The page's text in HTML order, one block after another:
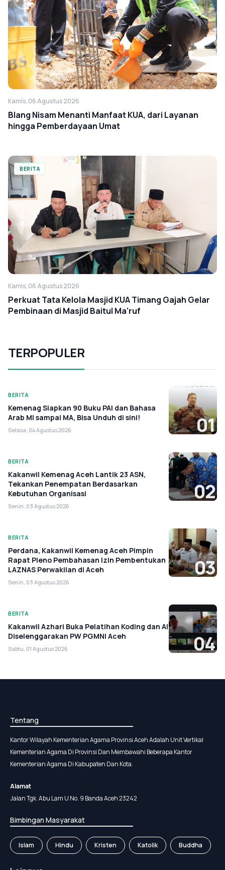
Kamis, 06 Agustus 2026
Blang Nisam Menanti Manfaat KUA, dari Layanan
hingga Pemberdayaan Umat
BERITA
Kamis, 06 Agustus 2026
Perkuat Tata Kelola Masjid KUA Timang Gajah Gelar
Pembinaan di Masjid Baitul Ma'ruf
TERPOPULER
BERITA
Kemenag Siapkan 90 Buku PAI dan Bahasa
Arab MI sampai MA, Bisa Unduh di sini!
Selasa, 04 Agustus 2026 01
BERITA
Kakanwil Kemenag Aceh Lantik 23 ASN,
Tekankan Penempatan Berdasarkan
Kebutuhan Organisasi
Senin, 03 Agustus 2026
02
BERITA
Perdana, Kakanwil Kemenag Aceh Pimpin
Rapat Pleno Pembahasan Izin Pembentukan
LAZNAS Perwakilan di Aceh
Senin, 03 Agustus 2026
03
BERITA
Kakanwil Azhari Buka Pelatihan Koding dan AI
Diselenggarakan PW PGMNI Aceh
Sabtu, 01 Agustus 2026 04
Tentang
Kantor Wilayah Kementerian Agama Provinsi Aceh Adalah Unit Vertikal
Kementerian Agama Di Provinsi Dan Membawahi Beberapa Kantor
Kementerian Agama Di Kabupaten Dan Kota.
Alamat
Jalan Tgk. Abu Lam U No. 9 Banda Aceh 23242
Bimbingan Masyarakat
Islam Hindu Kristen Katolik Buddha